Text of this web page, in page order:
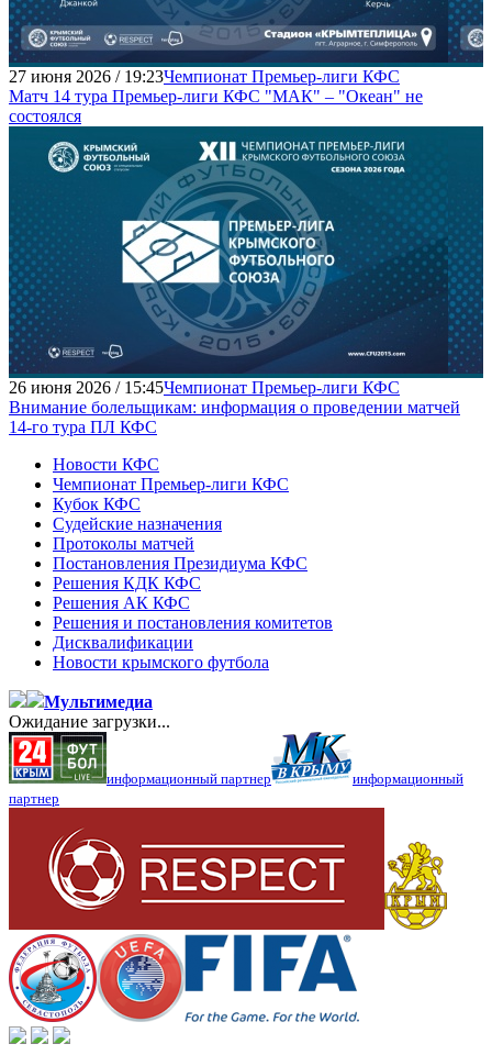
27 июня 2026 / 19:23Чемпионат Премьер-лиги КФС
Матч 14 тура Премьер-лиги КФС "МАК" – "Океан" не
состоялся
26 июня 2026 / 15:45Чемпионат Премьер-лиги КФС
Внимание болельщикам: информация о проведении матчей
14-го тура ПЛ КФС
Новости КФС
Чемпионат Премьер-лиги КФС
Кубок КФС
Судейские назначения
Протоколы матчей
Постановления Президиума КФС
Решения КДК КФС
Решения АК КФС
Решения и постановления комитетов
Дисквалификации
Новости крымского футбола
Мультимедиа
Ожидание загрузки...
информационный партнер
информационный
партнер